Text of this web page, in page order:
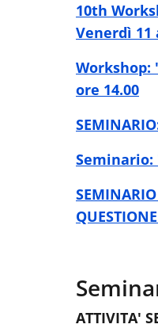
10th
Venerdì 11
Workshop:
ore 14.00
Seminario:
ATTIVITA'